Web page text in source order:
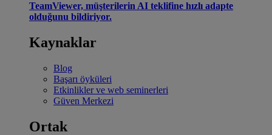
TeamViewer, müşterilerin AI teklifine hızlı adapte
olduğunu bildiriyor.
Kaynaklar
Blog
Başarı öyküleri
Etkinlikler ve web seminerleri
Güven Merkezi
Ortak